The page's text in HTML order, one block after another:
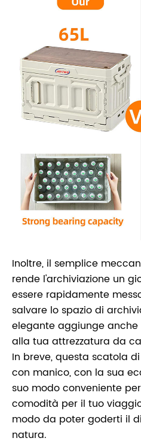
Inoltre, il semplice
rende l'archiviazione un
essere rapidamente
salvare lo spazio di
elegante aggiunge anche
alla tua attrezzatura da
In breve, questa scatola
con manico, con la sua
suo modo conveniente
comodità per il tuo
modo da poter goderti il
natura.